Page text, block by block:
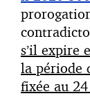
s’il expire
la période
fixée au